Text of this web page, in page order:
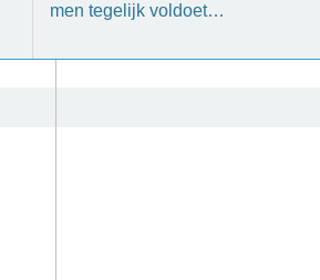
men tegelijk voldoet…